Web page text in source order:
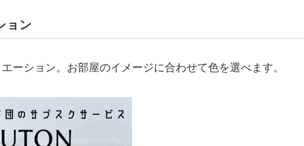
ョン
ーション。お部屋のイメージに合わせて色を選べます。